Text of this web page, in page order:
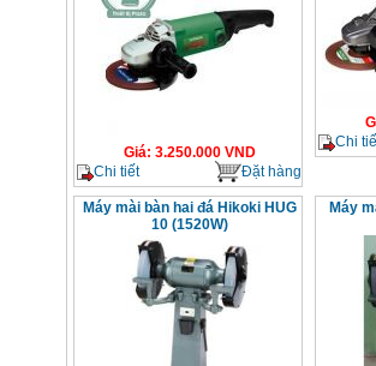
Giá: 3.250.000VND
Chi tiết
Đặt hàng
Chi
Máy mài bàn hai đá Hikoki HUG
10 (1520W)
Máy